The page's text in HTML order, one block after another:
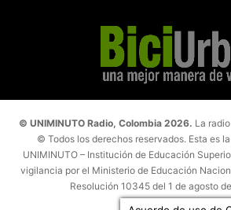
© UNIMINUTO Radio, Colombia 2026. La
© Todos los derechos reservados. Esta es
UNIMINUTO – Institución de Educación
vigilancia por el Ministerio de Educación
Resolución 10345 del 1 de agosto